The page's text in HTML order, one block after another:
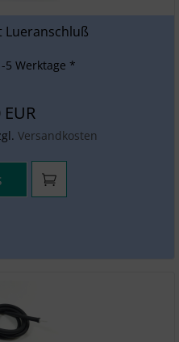
Lueranschluß
5 Werktage *
Versandkosten